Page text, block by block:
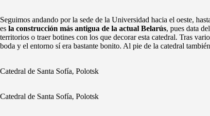
Seguimos andando por la sede de la Universidad hacia el oeste,
es la construcción más antigua de la actual Belarús, pues data
territorios o traer botines con los que decorar esta catedral. Tras
boda y el entorno sí era bastante bonito. Al pie de la catedral
Catedral de Santa Sofía, Polotsk
Catedral de Santa Sofía, Polotsk